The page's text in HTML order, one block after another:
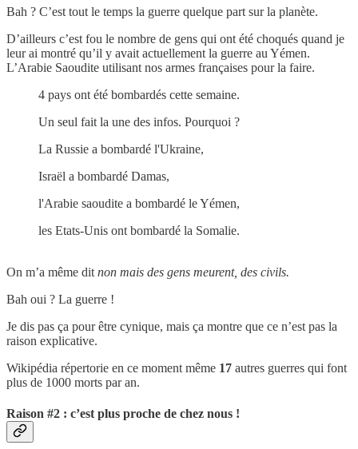
Bah ? C’est tout le temps la guerre quelque part sur la planète.
D’ailleurs c’est fou le nombre de gens qui ont été choqués quand je
leur ai montré qu’il y avait actuellement la guerre au Yémen.
L’Arabie Saoudite utilisant nos armes françaises pour la faire.
4 pays ont été bombardés cette semaine.
Un seul fait la une des infos. Pourquoi ?
La Russie a bombardé l'Ukraine,
Israël a bombardé Damas,
l'Arabie saoudite a bombardé le Yémen,
les Etats-Unis ont bombardé la Somalie.
On m’a même dit non mais des gens meurent, des civils.
Bah oui ? La guerre !
Je dis pas ça pour être cynique, mais ça montre que ce n’est pas la
raison explicative.
Wikipédia répertorie en ce moment même 17 autres guerres qui font
plus de 1000 morts par an.
Raison #2 : c’est plus proche de chez nous !